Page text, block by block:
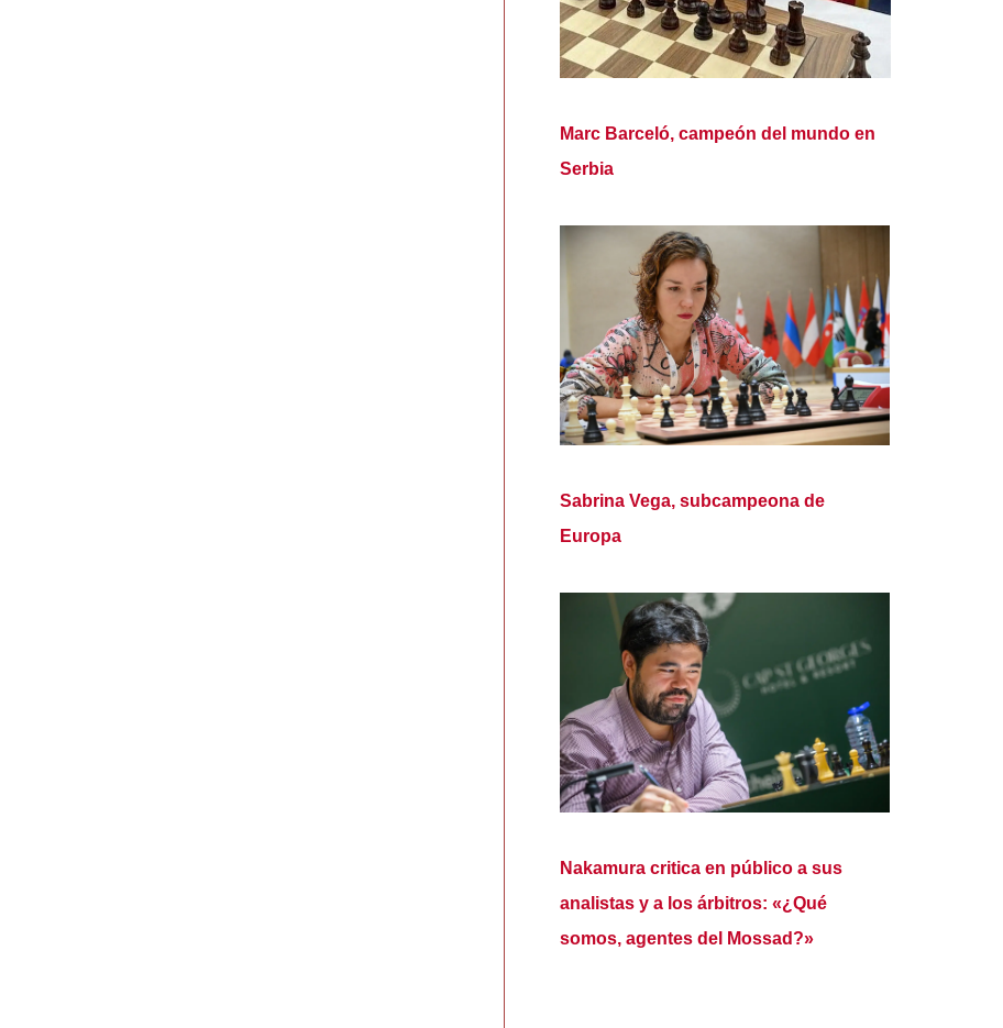
Marc Barceló, campeón del mundo en
Serbia
Sabrina Vega, subcampeona de
Europa
Nakamura critica en público a sus
analistas y a los árbitros: «¿Qué
somos, agentes del Mossad?»